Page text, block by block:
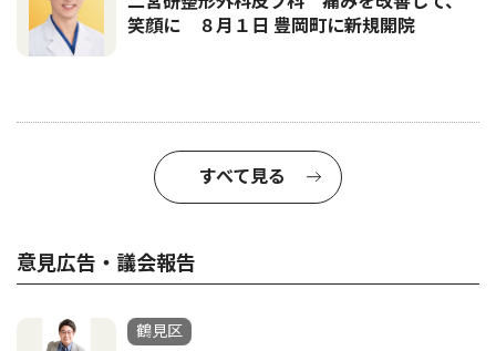
笑顔に ８月１日 豊岡町に新規開院
すべて見る
意見広告・議会報告
鶴見区